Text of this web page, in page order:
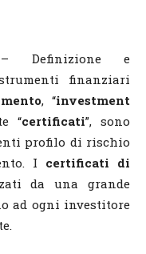
– Definizione e
finanziari
, “investment
“certificati”, sono
profilo di rischio
I certificati di
da una grande
ad ogni investitore